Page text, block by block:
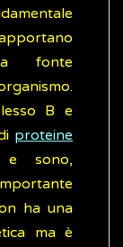
fonte
B e
proteine
e sono,
ha una
ma è